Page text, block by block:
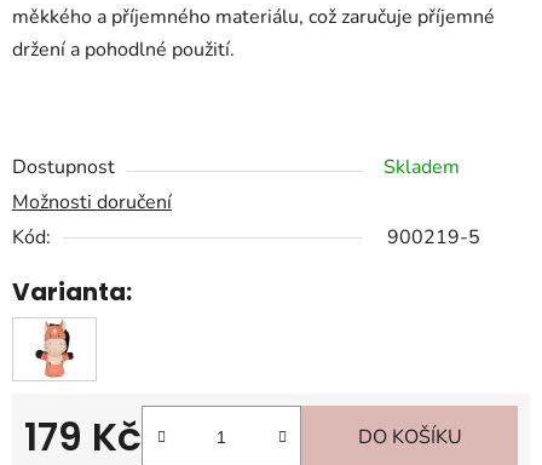
měkkého a příjemného materiálu, což zaručuje příjemné
držení a pohodlné použití.
Dostupnost
Skladem
Možnosti doručení
Kód:
900219-5
Varianta:
179 Kč DO KOŠÍKU